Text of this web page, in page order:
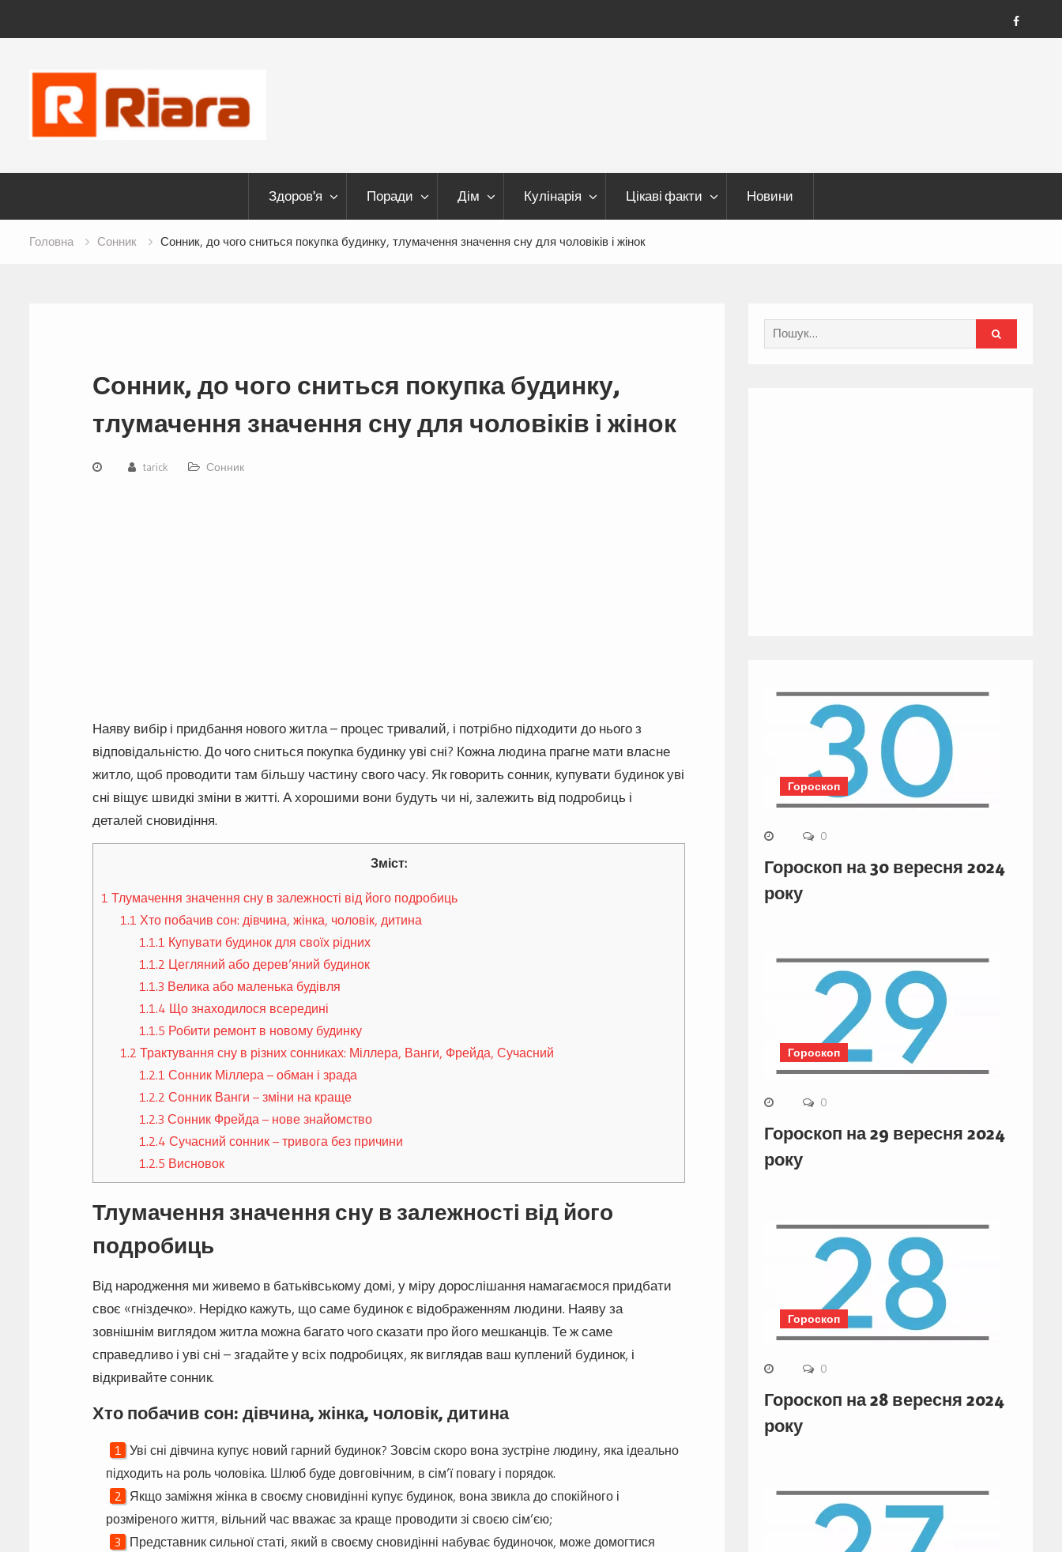
FB
content
Здоров’я Поради Дім Кулінарія Цікаві факти Новини
Головна Сонник Сонник, до чого сниться покупка будинку, тлумачення значення сну для чоловіків і жінок
Сонник, до чого сниться покупка будинку,
тлумачення значення сну для чоловіків і жінок
tarick Сонник
Наяву вибір і придбання нового житла – процес тривалий, і потрібно підходити до нього з
відповідальністю. До чого сниться покупка будинку уві сні? Кожна людина прагне мати власне
житло, щоб проводити там більшу частину свого часу. Як говорить сонник, купувати будинок уві
сні віщує швидкі зміни в житті. А хорошими вони будуть чи ні, залежить від подробиць і
деталей сновидіння.
Зміст:
1 Тлумачення значення сну в залежності від його подробиць
1.1 Хто побачив сон: дівчина, жінка, чоловік, дитина
1.1.1 Купувати будинок для своїх рідних
1.1.2 Цегляний або дерев’яний будинок
1.1.3 Велика або маленька будівля
1.1.4 Що знаходилося всередині
1.1.5 Робити ремонт в новому будинку
1.2 Трактування сну в різних сонниках: Міллера, Ванги, Фрейда, Сучасний
1.2.1 Сонник Міллера – обман і зрада
1.2.2 Сонник Ванги – зміни на краще
1.2.3 Сонник Фрейда – нове знайомство
1.2.4 Сучасний сонник – тривога без причини
1.2.5 Висновок
Тлумачення значення сну в залежності від його
подробиць
Від народження ми живемо в батьківському домі, у міру дорослішання намагаємося придбати
своє «гніздечко». Нерідко кажуть, що саме будинок є відображенням людини. Наяву за
зовнішнім виглядом житла можна багато чого сказати про його мешканців. Те ж саме
справедливо і уві сні – згадайте у всіх подробицях, як виглядав ваш куплений будинок, і
відкривайте сонник.
Хто побачив сон: дівчина, жінка, чоловік, дитина
Уві сні дівчина купує новий гарний будинок? Зовсім скоро вона зустріне людину, яка ідеально
підходить на роль чоловіка. Шлюб буде довговічним, в сім’ї повагу і порядок.
Якщо заміжня жінка в своєму сновидінні купує будинок, вона звикла до спокійного і
розміреного життя, вільний час вважає за краще проводити зі своєю сім’єю;
Представник сильної статі, який в своєму сновидінні набуває будиночок, може домогтися
Search
for:
Гороскоп
0
Гороскоп на 30 вересня 2024
року
Гороскоп
0
Гороскоп на 29 вересня 2024
року
Гороскоп
0
Гороскоп на 28 вересня 2024
року